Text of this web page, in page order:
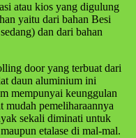
atau kios yang digulung
yaitu dari bahan Besi
dan dari bahan
door yang terbuat dari
daun aluminium ini
mempunyai keunggulan
mudah pemeliharaannya
sekali diminati untuk
etalase di mal-mal.